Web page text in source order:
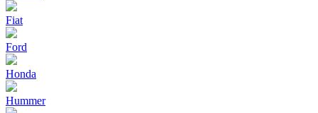
Fiat
Ford
Honda
Hummer